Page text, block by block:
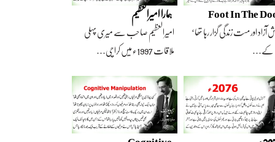
Foot In The
آزاد اور مست زندگی گزار رہا تھا‘
کے…
ہمارا امیرالعظیم
امیرالعظیم صاحب سے میری پہلی
ملاقات 1997ء میں کراچی…